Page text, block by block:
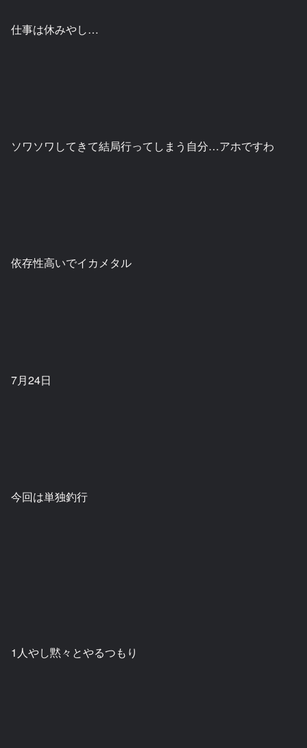
仕事は休みやし…
ソワソワしてきて結局行ってしまう自分…アホですわ
依存性高いでイカメタル
7月24日
今回は単独釣行
1人やし黙々とやるつもり